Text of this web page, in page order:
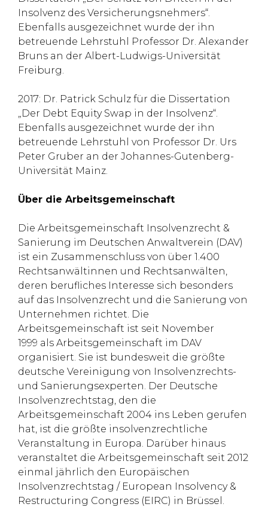
Insolvenz des Versicherungsnehmers“.
Ebenfalls ausgezeichnet wurde der ihn
betreuende Lehrstuhl Professor Dr. Alexander
Bruns an der Albert-Ludwigs-Universität
Freiburg.
2017: Dr. Patrick Schulz für die Dissertation
„Der Debt Equity Swap in der Insolvenz“.
Ebenfalls ausgezeichnet wurde der ihn
betreuende Lehrstuhl von Professor Dr. Urs
Peter Gruber an der Johannes-Gutenberg-
Universität Mainz.
Über die Arbeitsgemeinschaft
Die Arbeitsgemeinschaft Insolvenzrecht &
Sanierung im Deutschen Anwaltverein (DAV)
ist ein Zusammenschluss von über 1.400
Rechtsanwältinnen und Rechtsanwälten,
deren berufliches Interesse sich besonders
auf das Insolvenzrecht und die Sanierung von
Unternehmen richtet. Die
Arbeitsgemeinschaft ist seit November
1999 als Arbeitsgemeinschaft im DAV
organisiert. Sie ist bundesweit die größte
deutsche Vereinigung von Insolvenzrechts-
und Sanierungsexperten. Der Deutsche
Insolvenzrechtstag, den die
Arbeitsgemeinschaft 2004 ins Leben gerufen
hat, ist die größte insolvenzrechtliche
Veranstaltung in Europa. Darüber hinaus
veranstaltet die Arbeitsgemeinschaft seit 2012
einmal jährlich den Europäischen
Insolvenzrechtstag / European Insolvency &
Restructuring Congress (EIRC) in Brüssel.